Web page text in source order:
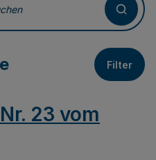
Filter
23 vom